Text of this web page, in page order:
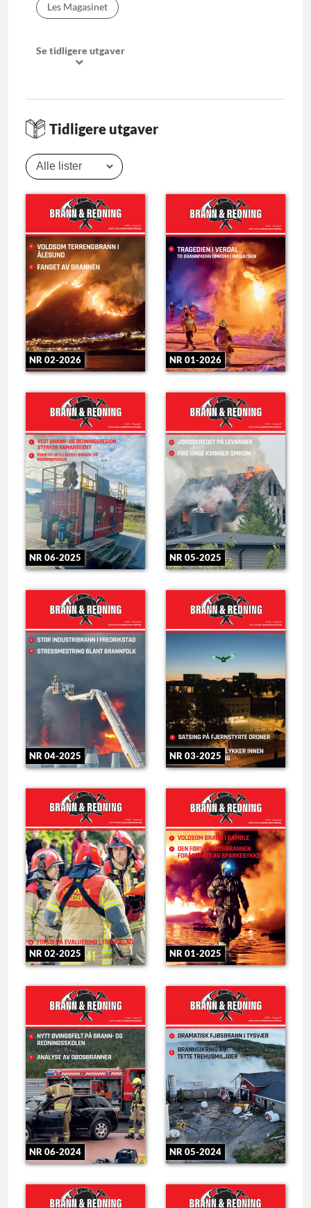
Les Magasinet
Se tidligere utgaver
Tidligere utgaver
NR 02-2026 NR 01-2026
NR 06-2025 NR 05-2025
NR 04-2025 NR 03-2025
NR 02-2025 NR 01-2025
NR 06-2024 NR 05-2024